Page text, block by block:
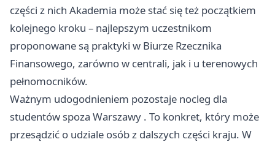
części z nich Akademia może stać się też początkiem
kolejnego kroku – najlepszym uczestnikom
proponowane są praktyki w Biurze Rzecznika
Finansowego, zarówno w centrali, jak i u terenowych
pełnomocników.
Ważnym udogodnieniem pozostaje nocleg dla
studentów spoza Warszawy . To konkret, który może
przesądzić o udziale osób z dalszych części kraju. W